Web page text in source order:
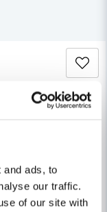
and ads, to
our traffic.
of our site with
Chicago